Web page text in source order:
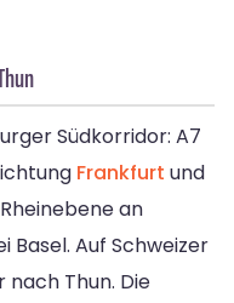
Südkorridor: A7
Frankfurt und
an
Basel. Auf Schweizer
nach Thun. Die